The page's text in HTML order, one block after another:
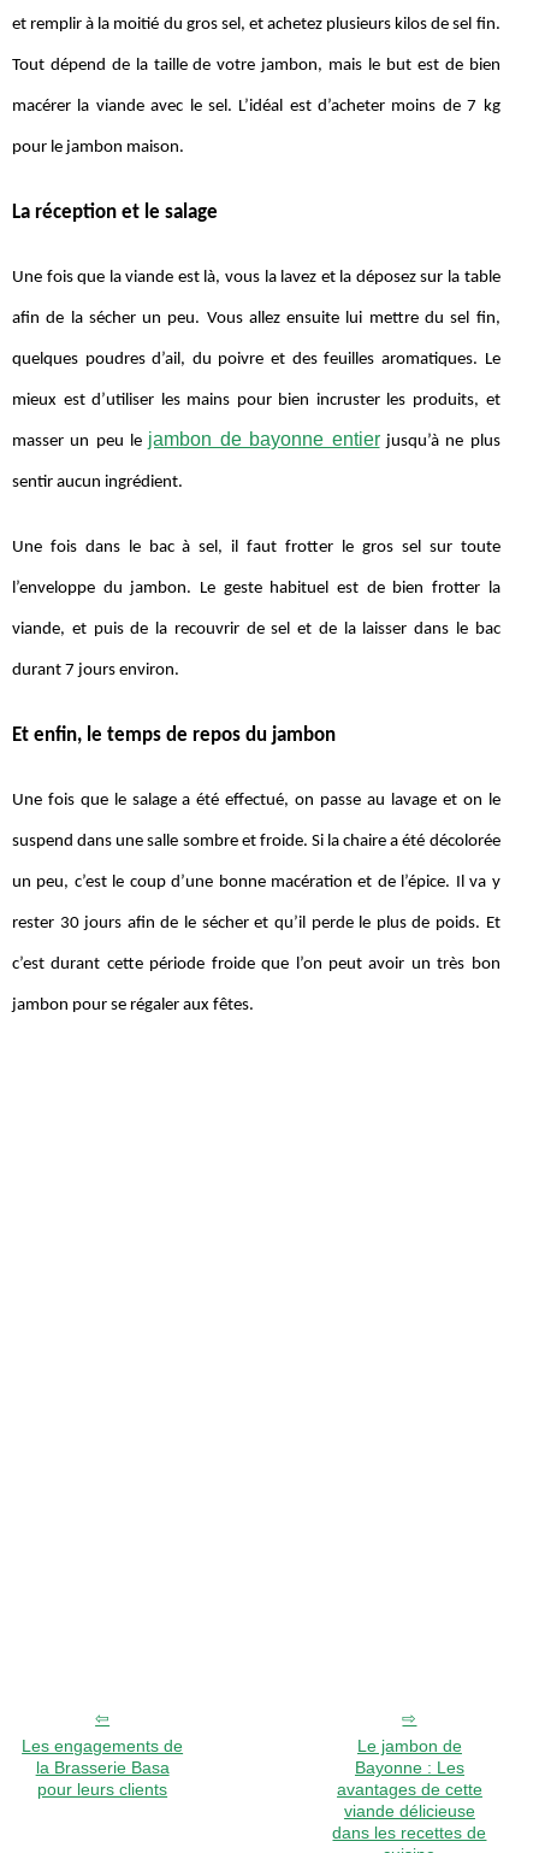
et remplir à la moitié du gros sel, et achetez plusieurs kilos de sel fin.
Tout dépend de la taille de votre jambon, mais le but est de bien
macérer la viande avec le sel. L’idéal est d’acheter moins de 7 kg
pour le jambon maison.
La réception et le salage
Une fois que la viande est là, vous la lavez et la déposez sur la table
afin de la sécher un peu. Vous allez ensuite lui mettre du sel fin,
quelques poudres d’ail, du poivre et des feuilles aromatiques. Le
mieux est d’utiliser les mains pour bien incruster les produits, et
masser un peu le jambon de bayonne entierjusqu’à ne plus
sentir aucun ingrédient.
Une fois dans le bac à sel, il faut frotter le gros sel sur toute
l’enveloppe du jambon. Le geste habituel est de bien frotter la
viande, et puis de la recouvrir de sel et de la laisser dans le bac
durant 7 jours environ.
Et enfin, le temps de repos du jambon
Une fois que le salage a été effectué, on passe au lavage et on le
suspend dans une salle sombre et froide. Si la chaire a été décolorée
un peu, c’est le coup d’une bonne macération et de l’épice. Il va y
rester 30 jours afin de le sécher et qu’il perde le plus de poids. Et
c’est durant cette période froide que l’on peut avoir un très bon
jambon pour se régaler aux fêtes.
Les engagements de
la Brasserie Basa
pour leurs clients
Le jambon de
Bayonne : Les
avantages de cette
viande délicieuse
dans les recettes de